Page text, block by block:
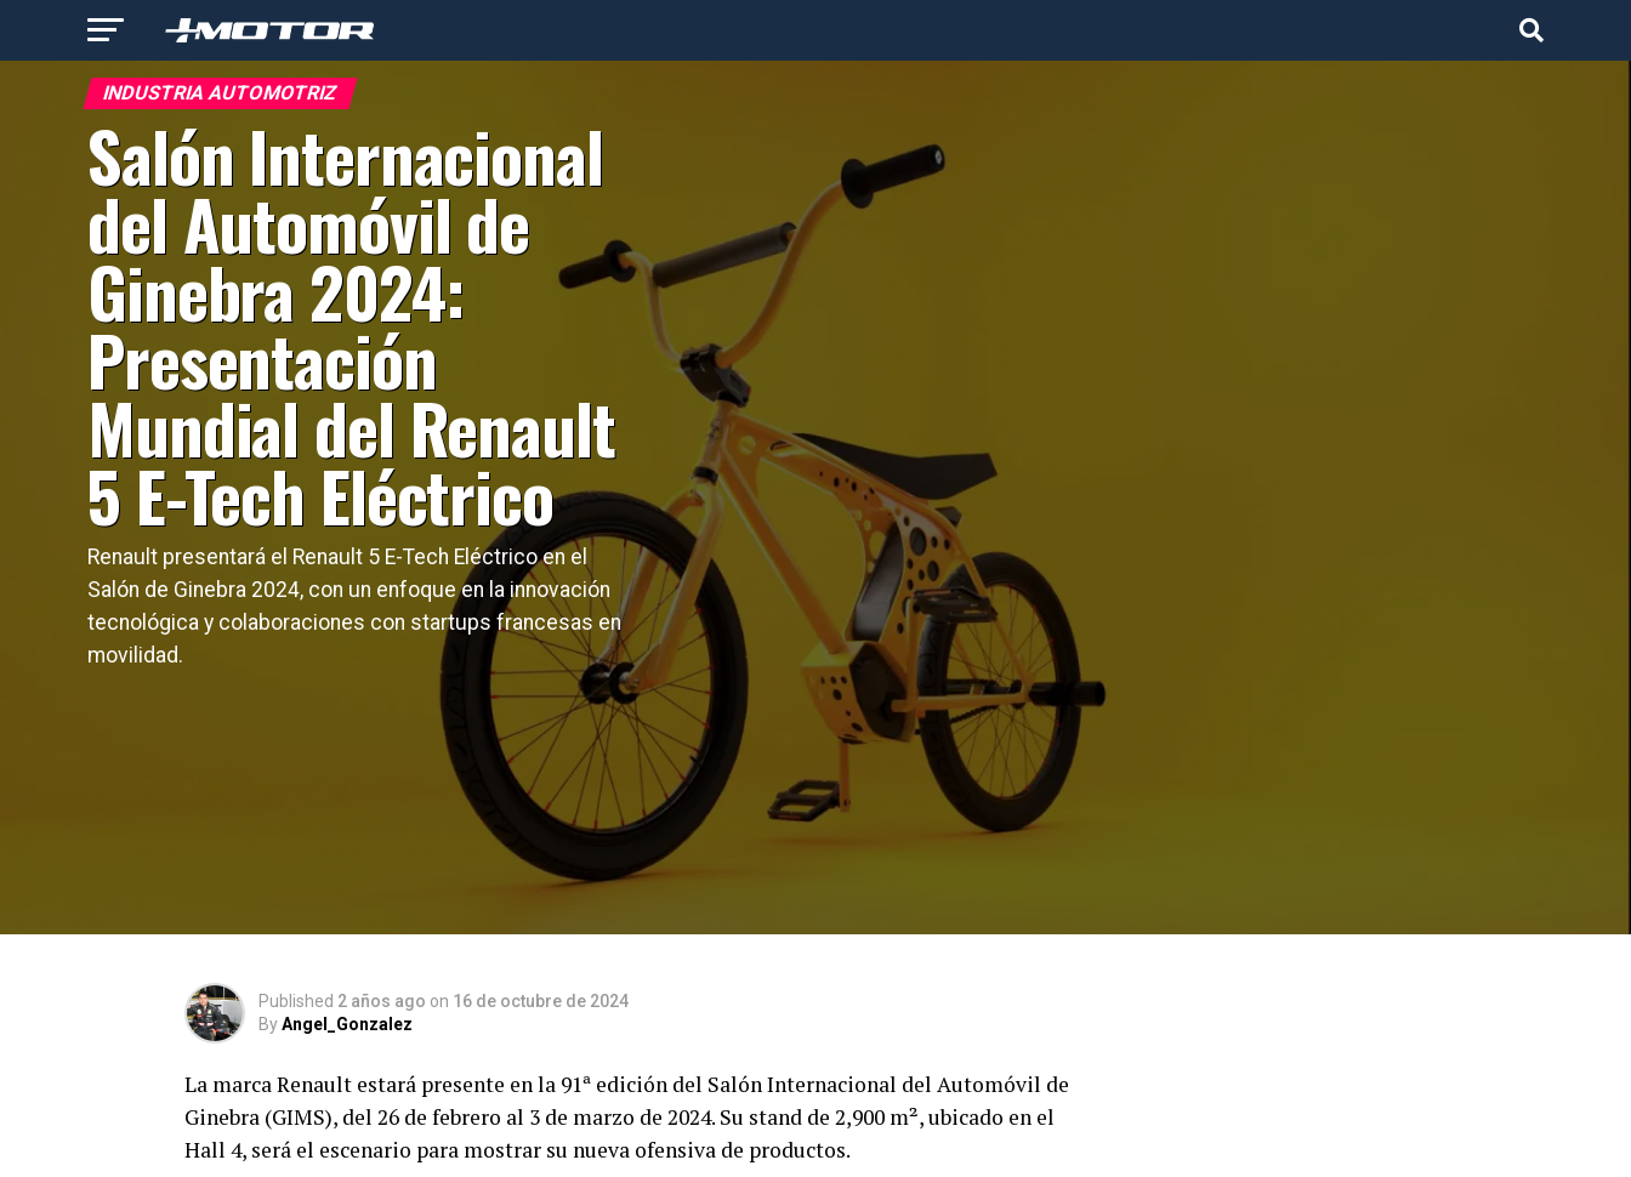
INDUSTRIA AUTOMOTRIZ
Salón Internacional
del Automóvil de
Ginebra 2024:
Presentación
Mundial del Renault
5 E-Tech Eléctrico
Renault presentará el Renault 5 E-Tech Eléctrico en el
Salón de Ginebra 2024, con un enfoque en la innovación
tecnológica y colaboraciones con startups francesas en
movilidad.
Published 2 años ago on 16 de octubre de 2024
ByAngel_Gonzalez
La marca Renault estará presente en la 91ª edición del Salón Internacional del Automóvil de
Ginebra (GIMS), del 26 de febrero al 3 de marzo de 2024. Su stand de 2,900 m², ubicado en el
Hall 4, será el escenario para mostrar su nueva ofensiva de productos.